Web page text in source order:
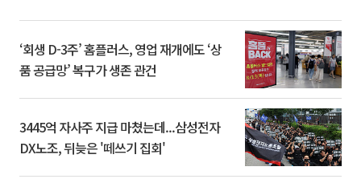
‘회생 D-3주’ 홈플러스, 영업 재개에도 ‘상
품 공급망’ 복구가 생존 관건
3445억 자사주 지급 마쳤는데...삼성전자
DX노조, 뒤늦은 '떼쓰기 집회'